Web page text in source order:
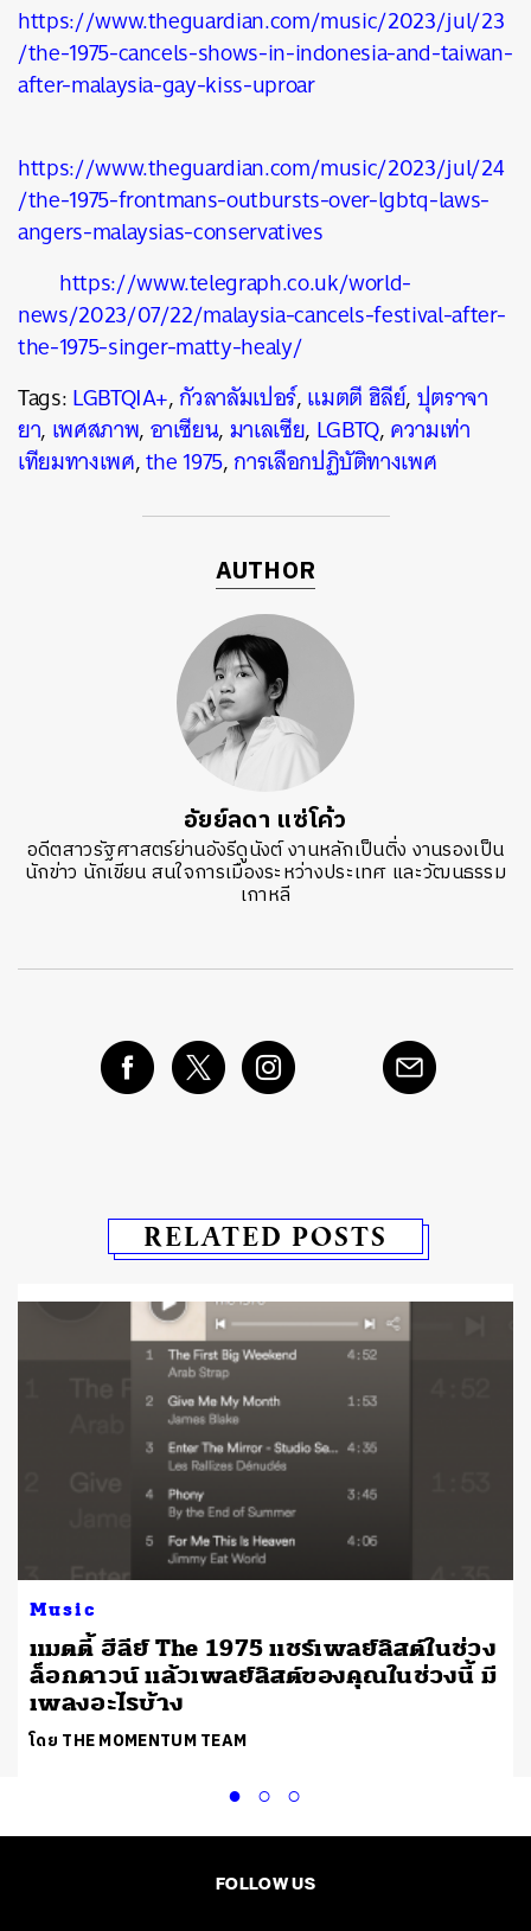
https://www.theguardian.com/music/2023/jul/23
/the-1975-cancels-shows-in-indonesia-and-taiwan-
after-malaysia-gay-kiss-uproar
https://www.theguardian.com/music/2023/jul/24
/the-1975-frontmans-outbursts-over-lgbtq-laws-
angers-malaysias-conservatives
https://www.telegraph.co.uk/world-
news/2023/07/22/malaysia-cancels-festival-after-
the-1975-singer-matty-healy/
Tags:LGBTQIA+,กัวลาลัมเปอร์,แมตตี ฮิลีย์,ปุตราจา
ยา, เพศสภาพ,อาเซียน,มาเลเซีย, LGBTQ,ความเท่า
เทียมทางเพศ,the 1975,การเลือกปฏิบัติทางเพศ
AUTHOR
อัยย์ลดา แซ่โค้ว
อดีตสาวรัฐศาสตร์ย่านอังรีดูนังต์ งานหลักเป็นติ่ง งานรองเป็น
นักข่าว นักเขียน สนใจการเมืองระหว่างประเทศ และวัฒนธรรม
เกาหลี
RELATED POSTS
Music
แมตตี้ ฮีลีย์ The 1975 แชร์เพลย์ลิสต์ในช่วง
ล็อกดาวน์ แล้วเพลย์ลิสต์ของคุณในช่วงนี้ มี
เพลงอะไรบ้าง
โดย THE MOMENTUM TEAM
FOLLOW US